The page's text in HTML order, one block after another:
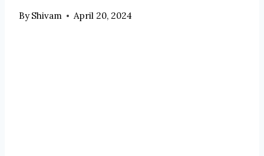
By Shivam April 20, 2024